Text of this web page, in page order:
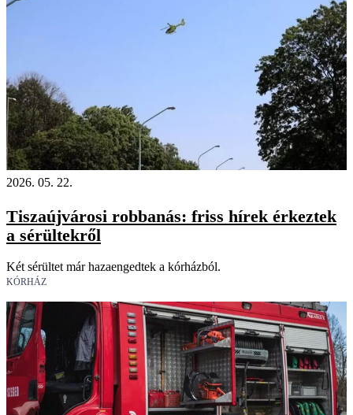
2026. 05. 22.
Tiszaújvárosi robbanás: friss hírek érkeztek
a sérültekről
Két sérültet már hazaengedtek a kórházból.
KÓRHÁZ